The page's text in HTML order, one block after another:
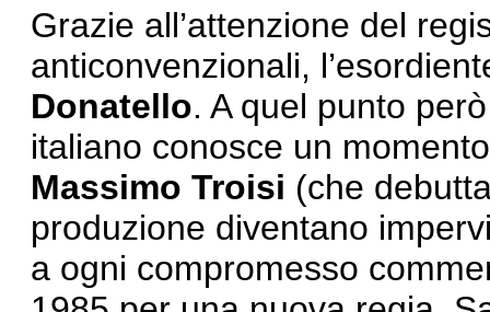
Grazie all’attenzione del
anticonvenzionali,
Donatello. A quel punto
italiano conosce un
Massimo Troisi (che
produzione diventano
a ogni compromesso